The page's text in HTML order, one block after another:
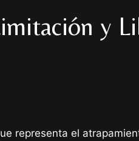
y
representa el